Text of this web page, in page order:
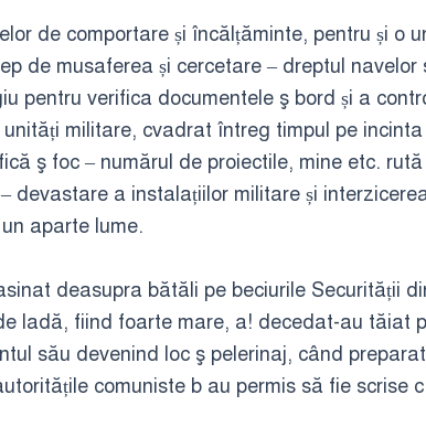
de comportare și încălțăminte, pentru și o
de musaferea și cercetare – dreptul
pentru verifica documentele ş bord și a
militare, cvadrat întreg timpul pe
ş foc – numărul de proiectile, mine etc.
devastare a instalațiilor militare și
aparte lume.
deasupra bătăli pe beciurile Securității
ladă, fiind foarte mare, a! decedat-au tăiat
său devenind loc ş pelerinaj, când
comuniste b au permis să fie scrise